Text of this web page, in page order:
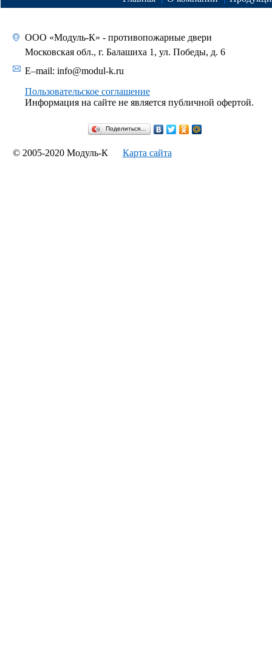
ООО «Модуль-К» - противопожарные двери
Московская обл., г. Балашиха 1, ул. Победы, д. 6
E–mail: info@modul-k.ru
Пользовательское соглашение
Информация на сайте не является публичной офертой.
Поделиться…
© 2005-2020 Модуль-К Карта сайта